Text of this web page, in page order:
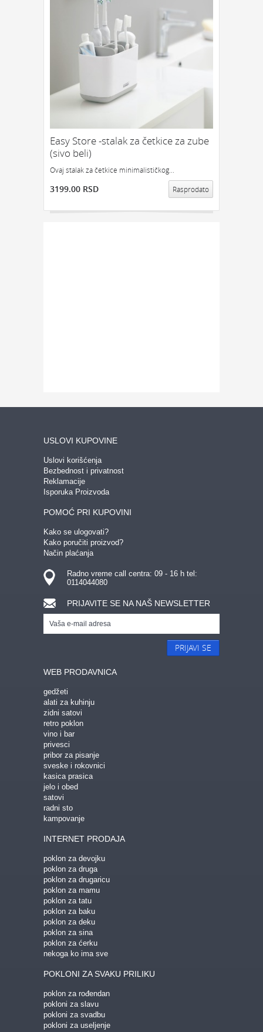
Easy Store -stalak za četkice za zube
(sivo beli)
Ovaj stalak za četkice minimalističkog...
3199.00 RSD Rasprodato
USLOVI KUPOVINE
Uslovi korišćenja
Bezbednost i privatnost
Reklamacije
Isporuka Proizvoda
POMOĆ PRI KUPOVINI
Kako se ulogovati?
Kako poručiti proizvod?
Način plaćanja
Radno vreme call centra: 09 - 16 h tel:
0114044080
PRIJAVITE SE NA NAŠ NEWSLETTER
PRIJAVI SE
WEB PRODAVNICA
gedžeti
alati za kuhinju
zidni satovi
retro poklon
vino i bar
privesci
pribor za pisanje
sveske i rokovnici
kasica prasica
jelo i obed
satovi
radni sto
kampovanje
INTERNET PRODAJA
poklon za devojku
poklon za druga
poklon za drugaricu
poklon za mamu
poklon za tatu
poklon za baku
poklon za deku
poklon za sina
poklon za ćerku
nekoga ko ima sve
POKLONI ZA SVAKU PRILIKU
poklon za rođendan
pokloni za slavu
pokloni za svadbu
pokloni za useljenje